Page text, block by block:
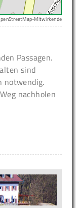
Mitwirkende
Passagen.
sind
notwendig.
nachholen